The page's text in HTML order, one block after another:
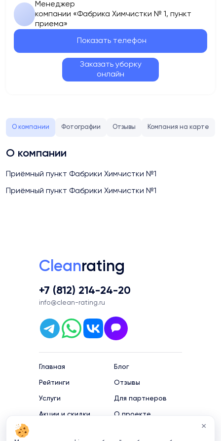
Менеджер
компании «Фабрика Химчистки № 1, пункт
приема»
Показать телефон
Заказать уборку
онлайн
О компании Фотографии Отзывы Компания на карте
О компании
Приёмный пункт Фабрики Химчистки №1
Приёмный пункт Фабрики Химчистки №1
Cleanrating
+7 (812) 214-24-20
info@clean-rating.ru
Главная
Рейтинги
Услуги
Акции и скидки
Блог
Отзывы
Для партнеров
О проекте
×